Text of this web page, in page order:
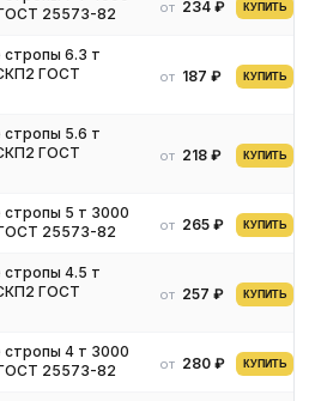
25573-82
от 234 ₽ КУПИТЬ
6.3 т
ГОСТ
от 187 ₽ КУПИТЬ
5.6 т
ГОСТ
от 218 ₽ КУПИТЬ
5 т 3000
25573-82
от 265 ₽ КУПИТЬ
4.5 т
ГОСТ
от 257 ₽ КУПИТЬ
4 т 3000
25573-82
от 280 ₽ КУПИТЬ